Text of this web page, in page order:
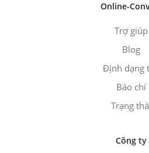
Online-
Trợ giúp
Blog
Định dạng
Báo chí
Trạng
Công ty